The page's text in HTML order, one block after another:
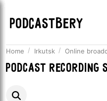
PODCASTBERY
Home Irkutsk Online
Podcast recording